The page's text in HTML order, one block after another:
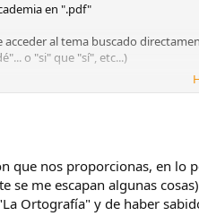
en ".pdf"
al tema buscado
o "si" que "sí", etc...)
alguien considera que puede
(voanexos)/
que nos proporcionas, en
se me escapan algunas
Ortografía" y de haber